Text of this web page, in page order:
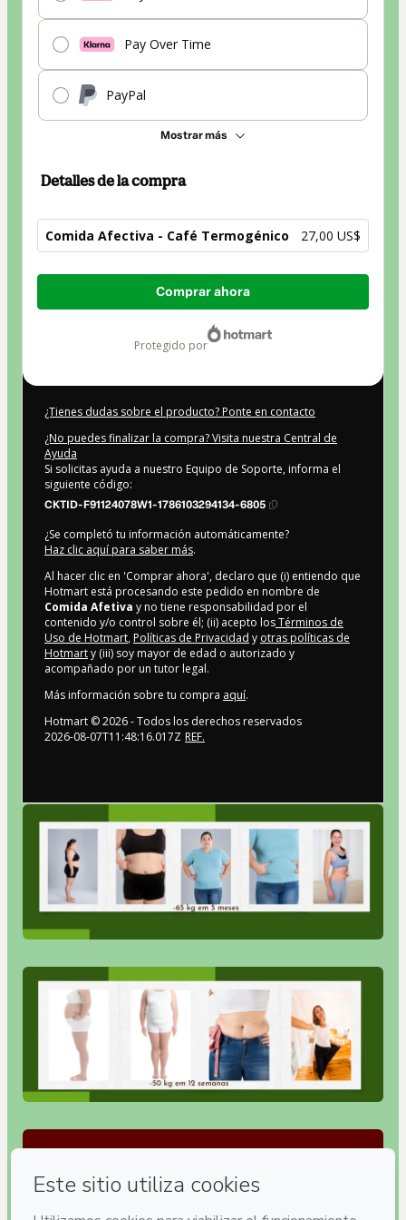
Pay Over Time
PayPal
Mostrar más
Detalles de la compra
Comida Afectiva - Café Termogénico 27,00 US$
Total
27,00 US$
Comprar ahora
protegido por
¿Tienes dudas sobre el producto? Ponte en contacto
¿No puedes finalizar la compra? Visita nuestra Central de
Ayuda
Si solicitas ayuda a nuestro Equipo de Soporte, informa el
siguiente código:
CKTID-F91124078W1-1786103294134-6805
¿Se completó tu información automáticamente?
Haz clic aquí para saber más.
Al hacer clic en 'Comprar ahora', declaro que (i) entiendo que
Hotmart está procesando este pedido en nombre de
Comida Afetiva y no tiene responsabilidad por el
contenido y/o control sobre él; (ii) acepto losTérminos de
Uso de Hotmart, Políticas de Privacidad y otras políticas de
Hotmarty (iii) soy mayor de edad o autorizado y
acompañado por un tutor legal.
Más información sobre tu compra aquí.
Hotmart ©2026- Todos los derechos reservados
2026-08-07T11:48:16.017Z REF.